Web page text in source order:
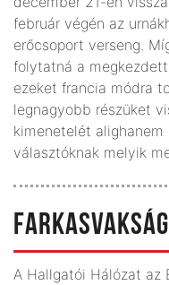
február végén az
erőcsoport verseng.
folytatná a
ezeket francia módra
legnagyobb részüket
kimenetelét
választóknak melyik
FARKASVAKSÁG
A Hallgatói Hálózat az